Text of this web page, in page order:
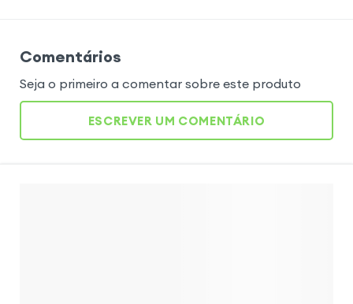
Comentários
Seja o primeiro a comentar sobre este produto
ESCREVER UM COMENTÁRIO